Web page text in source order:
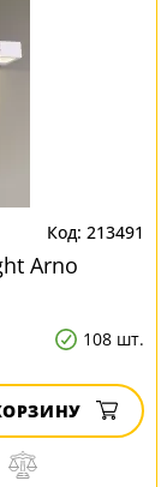
213491
Arno
108 шт.